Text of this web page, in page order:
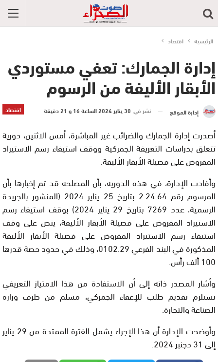
الرئيسية اقتصاد
إدارة الجمارك: تعفي مستوردي
الأبقار الأليفة من الرسوم
اقتصاد إدارة الموقع نشر في 30 يناير 2024 الساعة 16 و 21 دقيقة
أصدرت إدارة الجمارك والضرائب غير المباشرة، أمس الاثنين، دورية
تتعلق بدراسات التعريفة الجمركية ووقف استيفاء رسم الاستيراد
المفروض على فصيلة الأبقار الأليفة.
وأفادت الإدارة، في هذه الدورية، بأن المصلحة قد تم إخبارها بأن
المرسوم رقم 2.24.64 بتاريخ 25 يناير 2024 (المنشور بالجريدة
الرسمية، عدد 7269 بتاريخ 29 يناير 2024) بوقف استيفاء رسم
الاستيراد المفروض على فصيلة الأبقار الأليفة، ينص على وقف
استيفاء رسم الاستيراد المفروض على فصيلة الأبقار الأليفة
المذكورة في البند الفرعي 0102.29، وذلك في حدود حصة قدرها
100 ألف رأس.
وأشار المصدر ذاته إلى أن الاستفادة من هذا الامتياز التعريفي
تستلزم تقديم طلب للإعفاء الجمركي، مسلم من طرف وزارة
الصناعة والتجارة.
وأوضحت الإدارة أن هذا الإجراء يشمل الفترة الممتدة من 29 يناير
إلى 31 دجنبر 2024.